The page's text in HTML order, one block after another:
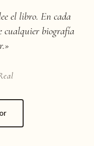
el libro. En cada
cualquier biografía